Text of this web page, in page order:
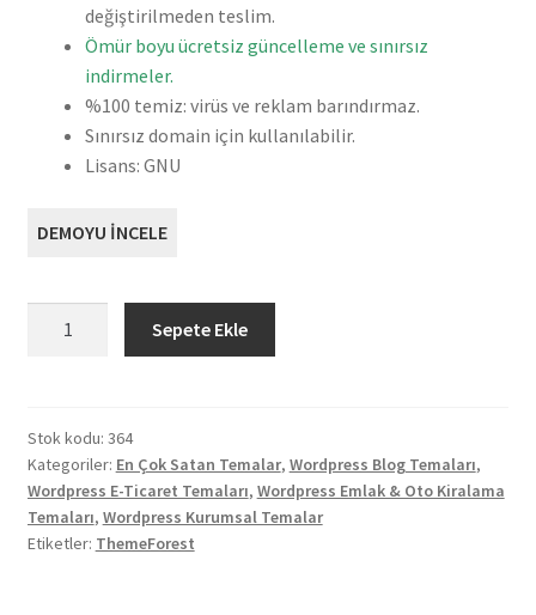
değiştirilmeden teslim.
Ömür boyu ücretsiz güncelleme ve sınırsız
indirmeler.
%100 temiz: virüs ve reklam barındırmaz.
Sınırsız domain için kullanılabilir.
Lisans: GNU
DEMOYU İNCELE
Teması
Satın
Al
adet
Sepete Ekle
Stok kodu: 364
Kategoriler: En Çok Satan Temalar, Wordpress Blog Temaları,
Wordpress E-Ticaret Temaları, Wordpress Emlak & Oto Kiralama
Temaları, Wordpress Kurumsal Temalar
Etiketler: ThemeForest